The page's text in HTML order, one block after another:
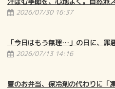
2026/07/30 16:37
「今日はもう無理…」の日に、罪
2026/07/13 14:16
夏のお弁当、保冷剤の代わりに「